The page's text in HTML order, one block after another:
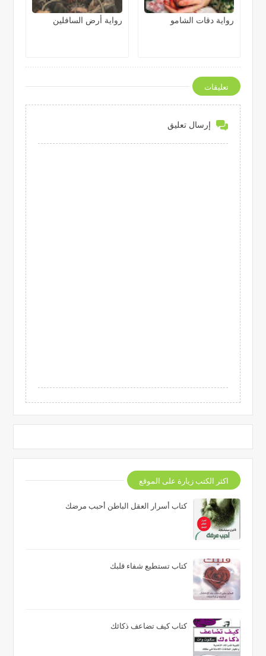
رواية دقات الشامو رواية أرض السافلين
تعليقات
إرسال تعليق
اكثر الكتب زيارة على الموقع
كتاب أسرار العقل الباطن أحبب مرضك
كتاب تستطيع شفاء قلبك
كتاب كيف تضاعف ذكائك